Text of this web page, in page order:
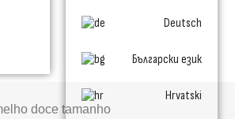
Deutsch
Български език
Hrvatski
doce tamanho